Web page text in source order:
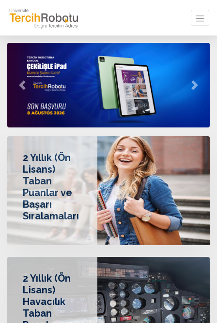
Previous
2 Yıllık (Ön
Lisans)
Taban
Puanlar ve
Başarı
Sıralamaları
2 Yıllık (Ön
Lisans)
Havacılık
Taban